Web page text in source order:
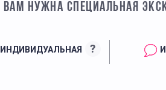
ВАМ НУЖНА СПЕЦИАЛЬНАЯ
ИНДИВИДУАЛЬНАЯ ?